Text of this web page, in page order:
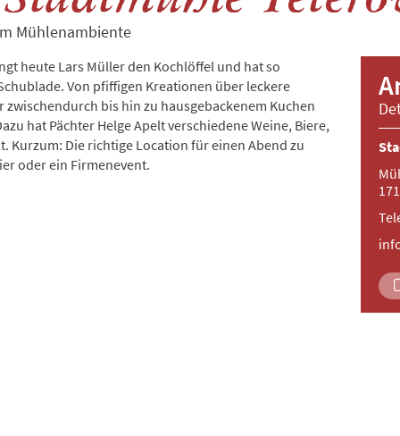
Mühlenambiente
heute Lars Müller den Kochlöffel und hat so
Von pfiffigen Kreationen über leckere
bis hin zu hausgebackenem Kuchen
hat Pächter Helge Apelt verschiedene Weine, Biere,
Kurzum: Die richtige Location für einen Abend zu
oder ein Firmenevent.